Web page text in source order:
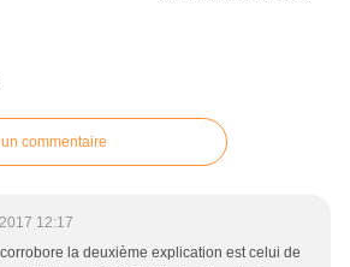
commentaire
12:17
la deuxième explication est celui de